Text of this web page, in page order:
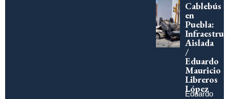
Cablebús
en
Puebla:
Aislada
/
Eduardo
Mauricio
Libreros
López
Eduardo